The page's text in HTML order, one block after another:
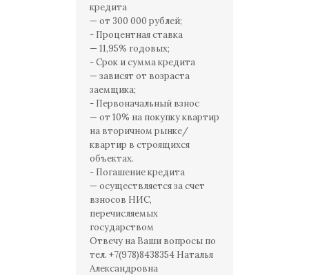
кредита
— от 300 000 рублей;
- Процентная ставка
— 11,95% годовых;
- Срок и сумма кредита
— зависят от возраста
заемщика;
- Первоначальный взнос
— от 10% на покупку квартир
на вторичном рынке/
квартир в строящихся
объектах.
- Погашение кредита
— осуществляется за счет
взносов НИС,
перечисляемых
государством
Отвечу на Ваши вопросы по
тел. +7(978)8438354 Наталья
Александровна